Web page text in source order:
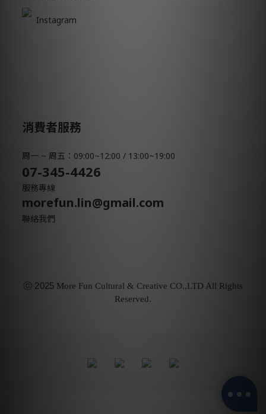
Instagram
消費者服務
周一 ~ 周五：09:00~12:00 / 13:00~19:00
07-345-4426
服務專線
morefun.lin@gmail.com
聯絡我們
ⓒ 2025 More Fun Cultural & Creative CO.,LTD All Rights
Reserved.